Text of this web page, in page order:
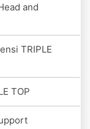
and
TRIPLE
TOP